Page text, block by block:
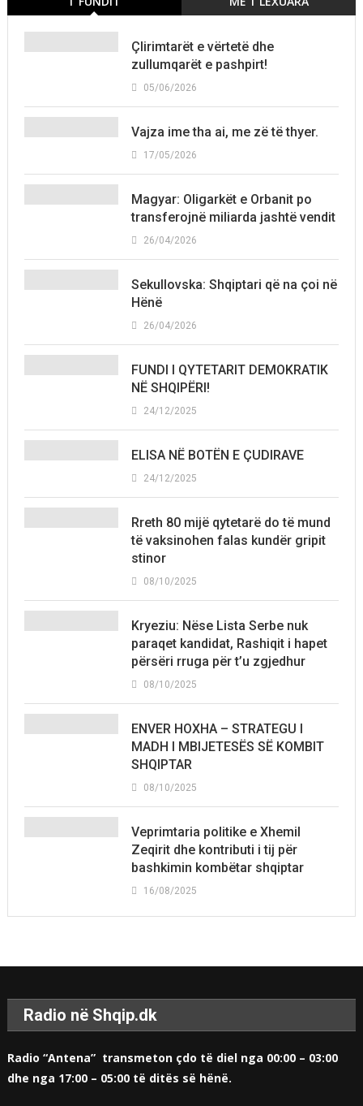
Çlirimtarët e vërtetë dhe
zullumqarët e pashpirt!
05/06/2026
Vajza ime tha ai, me zë të thyer.
17/05/2026
Magyar: Oligarkët e Orbanit po
transferojnë miliarda jashtë vendit
26/04/2026
Sekullovska: Shqiptari që na çoi në
Hënë
26/04/2026
FUNDI I QYTETARIT DEMOKRATIK
NË SHQIPËRI!
24/12/2025
ELISA NË BOTËN E ÇUDIRAVE
24/12/2025
Rreth 80 mijë qytetarë do të mund
të vaksinohen falas kundër gripit
stinor
08/10/2025
Kryeziu: Nëse Lista Serbe nuk
paraqet kandidat, Rashiqit i hapet
përsëri rruga për t’u zgjedhur
08/10/2025
ENVER HOXHA – STRATEGU I
MADH I MBIJETESËS SË KOMBIT
SHQIPTAR
08/10/2025
Veprimtaria politike e Xhemil
Zeqirit dhe kontributi i tij për
bashkimin kombëtar shqiptar
16/08/2025
Radio në Shqip.dk
Radio “Antena” transmeton çdo të diel nga 00:00 – 03:00
dhe nga 17:00 – 05:00 të ditës së hënë.